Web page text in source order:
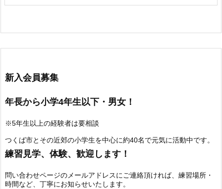
新入会員募集
年長から小学4年生以下・男女！
※5年生以上の経験者は要相談
つくば市とその近郊の小学生を中心に約40名で元気に活動中です。
練習見学、体験、歓迎します！
問い合わせページのメールアドレスにご連絡頂ければ、練習場所・
時間など、丁寧にお知らせいたします。